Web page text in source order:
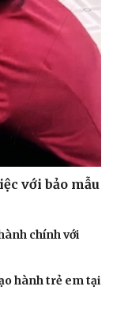
với bảo mẫu
chính với
hành trẻ em tại